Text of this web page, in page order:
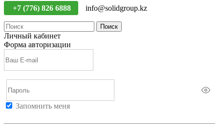
+7 (776) 826 6888 info@solidgroup.kz
Поиск
Личный кабинет
Форма авторизации
Запомнить меня